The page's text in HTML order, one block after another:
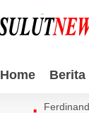
Home Berita